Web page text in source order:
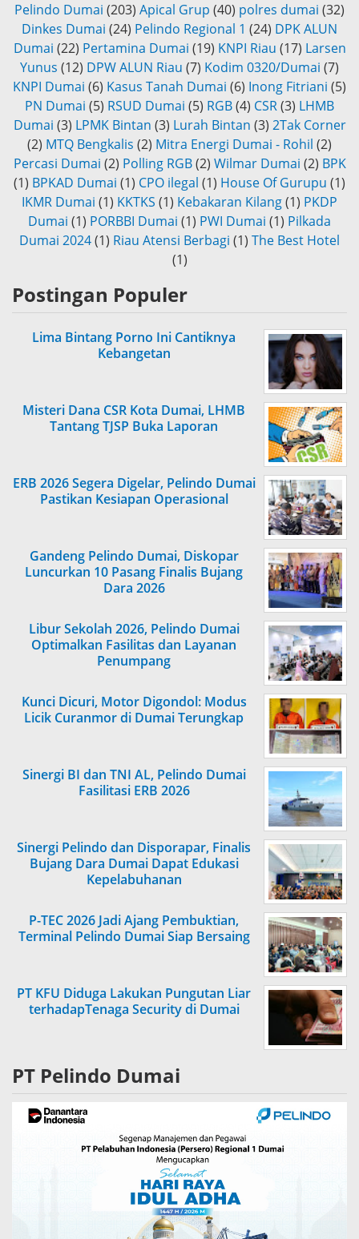
Pelindo Dumai (203) Apical Grup (40) polres dumai (32)
Dinkes Dumai (24) Pelindo Regional 1 (24) DPK ALUN
Dumai (22) Pertamina Dumai (19) KNPI Riau (17) Larsen
Yunus (12) DPW ALUN Riau (7) Kodim 0320/Dumai (7)
KNPI Dumai (6) Kasus Tanah Dumai (6) Inong Fitriani (5)
PN Dumai (5) RSUD Dumai (5) RGB(4) CSR(3) LHMB
Dumai (3) LPMK Bintan (3) Lurah Bintan (3) 2Tak Corner
(2) MTQ Bengkalis (2) Mitra Energi Dumai - Rohil (2)
Percasi Dumai (2) Polling RGB (2) Wilmar Dumai (2) BPK
(1) BPKAD Dumai (1) CPO ilegal (1) House Of Gurupu (1)
IKMR Dumai (1) KKTKS (1) Kebakaran Kilang(1) PKDP
Dumai (1) PORBBI Dumai (1) PWI Dumai (1) Pilkada
Dumai 2024(1) Riau Atensi Berbagi (1) The Best Hotel
(1)
Postingan Populer
Lima Bintang Porno Ini Cantiknya
Kebangetan
Misteri Dana CSR Kota Dumai, LHMB
Tantang TJSP Buka Laporan
ERB 2026 Segera Digelar, Pelindo Dumai
Pastikan Kesiapan Operasional
Gandeng Pelindo Dumai, Diskopar
Luncurkan 10 Pasang Finalis Bujang
Dara 2026
Libur Sekolah 2026, Pelindo Dumai
Optimalkan Fasilitas dan Layanan
Penumpang
Kunci Dicuri, Motor Digondol: Modus
Licik Curanmor di Dumai Terungkap
Sinergi BI dan TNI AL, Pelindo Dumai
Fasilitasi ERB 2026
Sinergi Pelindo dan Disporapar, Finalis
Bujang Dara Dumai Dapat Edukasi
Kepelabuhanan
P-TEC 2026 Jadi Ajang Pembuktian,
Terminal Pelindo Dumai Siap Bersaing
PT KFU Diduga Lakukan Pungutan Liar
terhadapTenaga Security di Dumai
PT Pelindo Dumai